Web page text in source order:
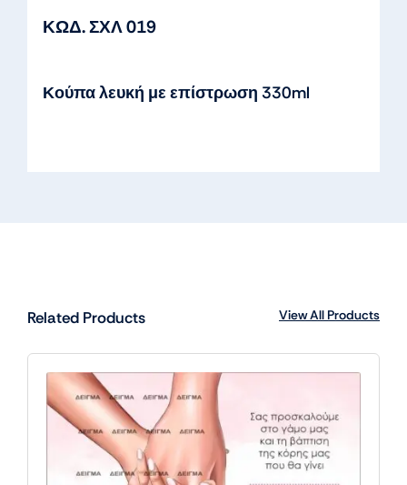
ΚΩΔ. ΣΧΛ 019
Κούπα λευκή με επίστρωση 330ml
Related Products View All Products